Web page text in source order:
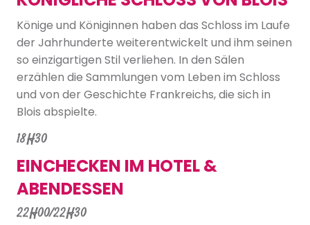
Könige und Königinnen haben das Schloss im Laufe
der Jahrhunderte weiterentwickelt und ihm seinen
so einzigartigen Stil verliehen. In den Sälen
erzählen die Sammlungen vom Leben im Schloss
und von der Geschichte Frankreichs, die sich in
Blois abspielte.
18H30
EINCHECKEN IM HOTEL &
ABENDESSEN
22H00/22H30